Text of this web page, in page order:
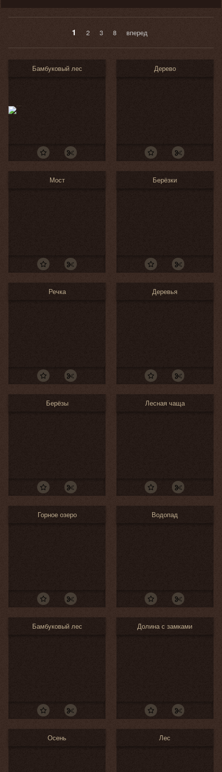
1 2 3 8 вперед
Бамбуковый лес Дерево
Мост Берёзки
Речка Деревья
Берёзы Лесная чаща
Горное озеро Водопад
Бамбуковый лес Долина с замками
Осень Лес